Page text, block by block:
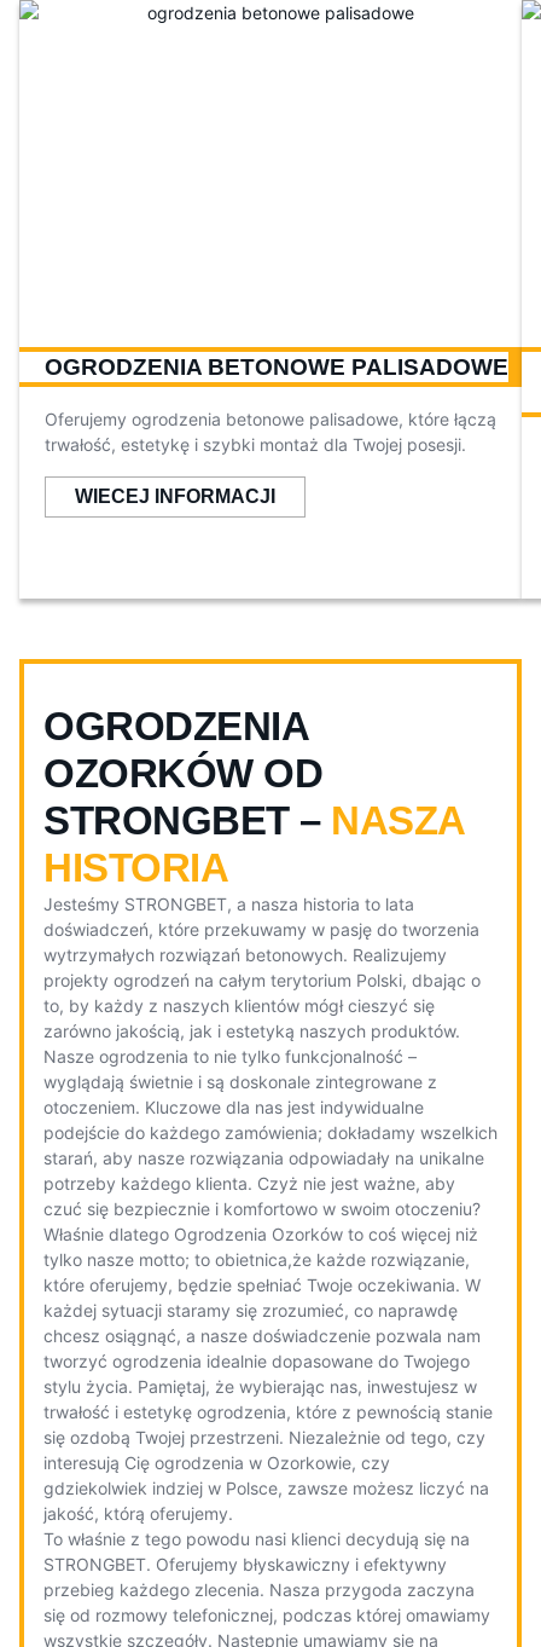
OGRODZENIA BETONOWE PALISADOWE
Oferujemy ogrodzenia betonowe palisadowe, które łączą
trwałość, estetykę i szybki montaż dla Twojej posesji.
WIECEJ INFORMACJI
OGRODZENIA
OZORKÓW OD
STRONGBET – NASZA
HISTORIA
Jesteśmy STRONGBET, a nasza historia to lata
doświadczeń, które przekuwamy w pasję do tworzenia
wytrzymałych rozwiązań betonowych. Realizujemy
projekty ogrodzeń na całym terytorium Polski, dbając o
to, by każdy z naszych klientów mógł cieszyć się
zarówno jakością, jak i estetyką naszych produktów.
Nasze ogrodzenia to nie tylko funkcjonalność –
wyglądają świetnie i są doskonale zintegrowane z
otoczeniem. Kluczowe dla nas jest indywidualne
podejście do każdego zamówienia; dokładamy wszelkich
starań, aby nasze rozwiązania odpowiadały na unikalne
potrzeby każdego klienta. Czyż nie jest ważne, aby
czuć się bezpiecznie i komfortowo w swoim otoczeniu?
Właśnie dlatego Ogrodzenia Ozorków to coś więcej niż
tylko nasze motto; to obietnica,że każde rozwiązanie,
które oferujemy, będzie spełniać Twoje oczekiwania. W
każdej sytuacji staramy się zrozumieć, co naprawdę
chcesz osiągnąć, a nasze doświadczenie pozwala nam
tworzyć ogrodzenia idealnie dopasowane do Twojego
stylu życia. Pamiętaj, że wybierając nas, inwestujesz w
trwałość i estetykę ogrodzenia, które z pewnością stanie
się ozdobą Twojej przestrzeni. Niezależnie od tego, czy
interesują Cię ogrodzenia w Ozorkowie, czy
gdziekolwiek indziej w Polsce, zawsze możesz liczyć na
jakość, którą oferujemy.
To właśnie z tego powodu nasi klienci decydują się na
STRONGBET. Oferujemy błyskawiczny i efektywny
przebieg każdego zlecenia. Nasza przygoda zaczyna
się od rozmowy telefonicznej, podczas której omawiamy
wszystkie szczegóły. Następnie umawiamy się na